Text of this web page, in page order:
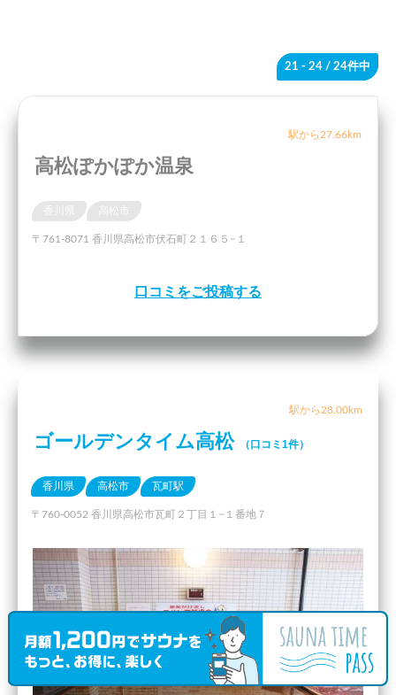
21 - 24 / 24件中
駅から27.66km
高松ぽかぽか温泉
香川県
〒761-8071 香川県高松市伏石町２１６５−１
口コミをご投稿する
駅から28.00km
ゴールデンタイム高松 （口コミ1件）
香川県 高松市 瓦町駅
〒760-0052 香川県高松市瓦町２丁目１−１番地７